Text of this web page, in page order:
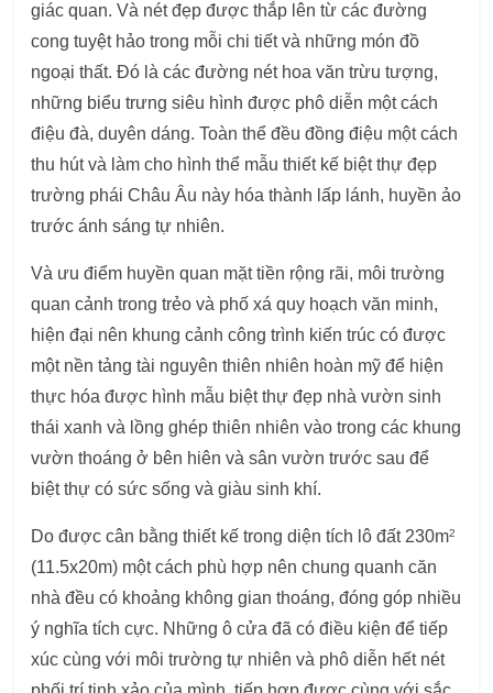
giác quan. Và nét đẹp được thắp lên từ các đường
cong tuyệt hảo trong mỗi chi tiết và những món đồ
ngoại thất. Đó là các đường nét hoa văn trừu tượng,
những biểu trưng siêu hình được phô diễn một cách
điệu đà, duyên dáng. Toàn thể đều đồng điệu một cách
thu hút và làm cho hình thể mẫu thiết kế biệt thự đẹp
trường phái Châu Âu này hóa thành lấp lánh, huyền ảo
trước ánh sáng tự nhiên.
Và ưu điểm huyền quan mặt tiền rộng rãi, môi trường
quan cảnh trong trẻo và phố xá quy hoạch văn minh,
hiện đại nên khung cảnh công trình kiến trúc có được
một nền tảng tài nguyên thiên nhiên hoàn mỹ để hiện
thực hóa được hình mẫu biệt thự đẹp nhà vườn sinh
thái xanh và lồng ghép thiên nhiên vào trong các khung
vườn thoáng ở bên hiên và sân vườn trước sau để
biệt thự có sức sống và giàu sinh khí.
Do được cân bằng thiết kế trong diện tích lô đất 230m2
(11.5x20m) một cách phù hợp nên chung quanh căn
nhà đều có khoảng không gian thoáng, đóng góp nhiều
ý nghĩa tích cực. Những ô cửa đã có điều kiện để tiếp
xúc cùng với môi trường tự nhiên và phô diễn hết nét